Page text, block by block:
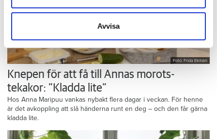
information som du har tillhandahållit eller som de har
samlat in när du har använt deras tjänster.
Avvisa
Foto: Frida Ekman
Knepen för att få till Annas morots-
tekakor: ”Kladda lite”
Hos Anna Maripuu vankas nybakt flera dagar i veckan. För henne
är det avkoppling att slå händerna runt en deg – och den får gärna
kladda lite.